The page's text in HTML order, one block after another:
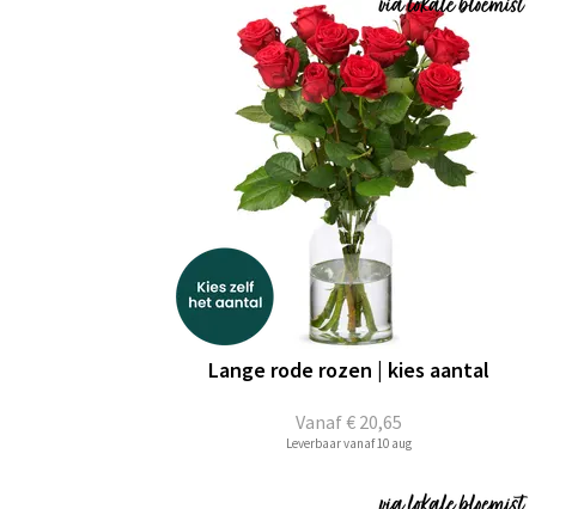
Vanaf€ 20,65
Lange rode rozen | kies aantal
Leverbaar vanaf 10 aug